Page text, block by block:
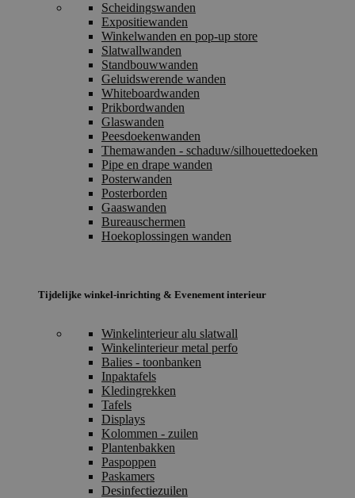
Scheidingswanden
Expositiewanden
Winkelwanden en pop-up store
Slatwallwanden
Standbouwwanden
Geluidswerende wanden
Whiteboardwanden
Prikbordwanden
Glaswanden
Peesdoekenwanden
Themawanden - schaduw/silhouettedoeken
Pipe en drape wanden
Posterwanden
Posterborden
Gaaswanden
Bureauschermen
Hoekoplossingen wanden
Tijdelijke winkel-inrichting & Evenement interieur
Winkelinterieur alu slatwall
Winkelinterieur metal perfo
Balies - toonbanken
Inpaktafels
Kledingrekken
Tafels
Displays
Kolommen - zuilen
Plantenbakken
Paspoppen
Paskamers
Desinfectiezuilen